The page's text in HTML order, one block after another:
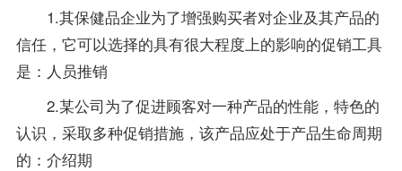
1.其保健品企业为了增强购买者对企业及其产品的
信任，它可以选择的具有很大程度上的影响的促销工具
是：人员推销
2.某公司为了促进顾客对一种产品的性能，特色的
认识，采取多种促销措施，该产品应处于产品生命周期
的：介绍期